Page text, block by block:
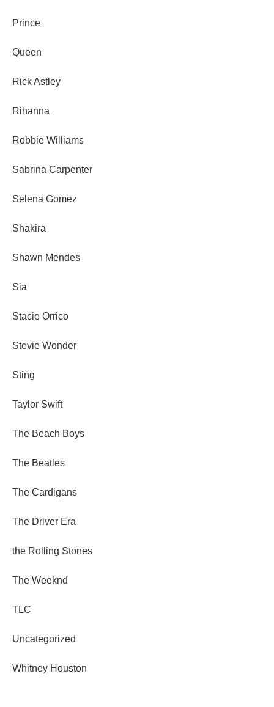
Prince
Queen
Rick Astley
Rihanna
Robbie Williams
Sabrina Carpenter
Selena Gomez
Shakira
Shawn Mendes
Sia
Stacie Orrico
Stevie Wonder
Sting
Taylor Swift
The Beach Boys
The Beatles
The Cardigans
The Driver Era
the Rolling Stones
The Weeknd
TLC
Uncategorized
Whitney Houston